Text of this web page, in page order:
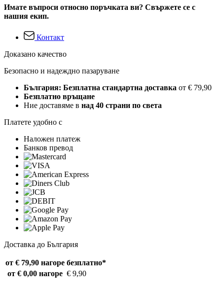
Имате въпроси относно поръчката ви? Свържете се с
нашия екип.
Контакт
Доказано качество
Безопасно и надеждно пазаруване
България: Безплатна стандартна доставка от € 79,90
Безплатно връщане
Ние доставяме в над 40 страни по света
Платете удобно с
Наложен платеж
Банков превод
Доставка до България
от € 79,90 нагоре безплатно*
от € 0,00 нагоре € 9,90